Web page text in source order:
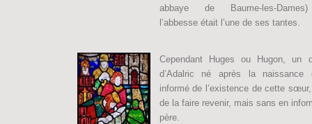
abbaye de Baume-les-
l’abbesse était l’une de ses tantes.
Cependant Huges ou Hugon, un
d’Adalric né après la naissance
informé de l’existence de cette
de la faire revenir, mais sans en
père.